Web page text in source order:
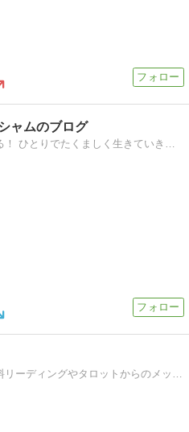
ャムのブログ
新たなドアをひらきつづける！ ひとりでたくましく生きていきます。
タロット読み師 眞理が無料リーディングやタロットからのメッセージをお伝えしております。